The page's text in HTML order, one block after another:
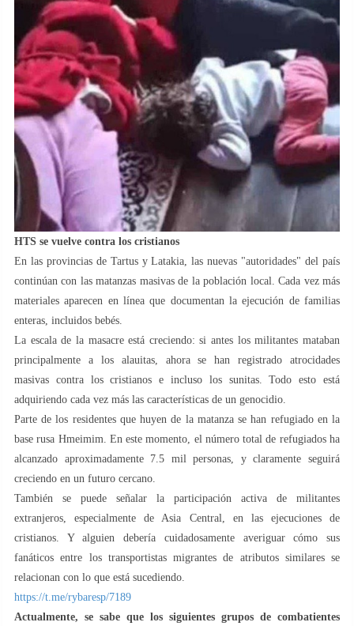
HTS se vuelve contra los cristianos
En las provincias de Tartus y Latakia, las nuevas "autoridades" del país
continúan con las matanzas masivas de la población local. Cada vez más
materiales aparecen en línea que documentan la ejecución de familias
enteras, incluidos bebés.
La escala de la masacre está creciendo: si antes los militantes mataban
principalmente a los alauitas, ahora se han registrado atrocidades
masivas contra los cristianos e incluso los sunitas. Todo esto está
adquiriendo cada vez más las características de un genocidio.
Parte de los residentes que huyen de la matanza se han refugiado en la
base rusa Hmeimim. En este momento, el número total de refugiados ha
alcanzado aproximadamente 7.5 mil personas, y claramente seguirá
creciendo en un futuro cercano.
También se puede señalar la participación activa de militantes
extranjeros, especialmente de Asia Central, en las ejecuciones de
cristianos. Y alguien debería cuidadosamente averiguar cómo sus
fanáticos entre los transportistas migrantes de atributos similares se
relacionan con lo que está sucediendo.
https://t.me/rybaresp/7189
Actualmente, se sabe que los siguientes grupos de combatientes